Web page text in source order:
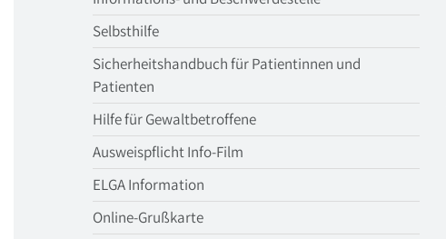
Selbsthilfe
Sicherheitshandbuch für Patientinnen und
Patienten
Hilfe für Gewaltbetroffene
Ausweispflicht Info-Film
ELGA Information
Online-Grußkarte